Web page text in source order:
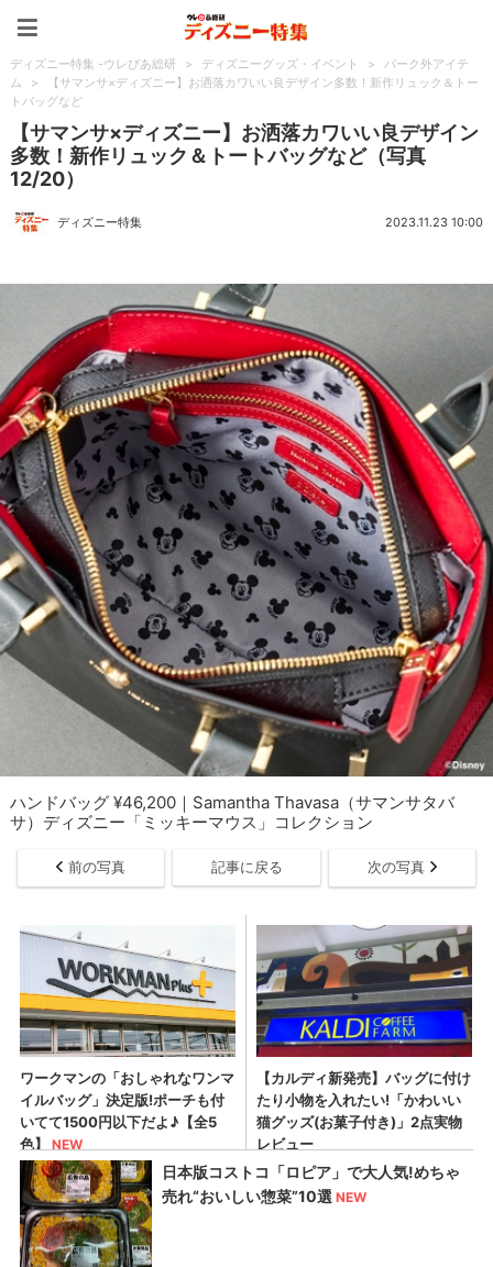
ディズニー特集 -ウレぴあ総研 > ディズニーグッズ・イベント >
パーク外アイテ
ム
>
【サマンサ×ディズニー】お洒落カワいい良デザイン多数！新作リュック＆トー
トバッグなど
【サマンサ×ディズニー】お洒落カワいい良デザイン
多数！新作リュック＆トートバッグなど（写真
12/20）
ディズニー特集 2023.11.23 10:00
ハンドバッグ ¥46,200｜Samantha Thavasa（サマンサタバ
サ）ディズニー「ミッキーマウス」コレクション
前の写真 記事に戻る 次の写真